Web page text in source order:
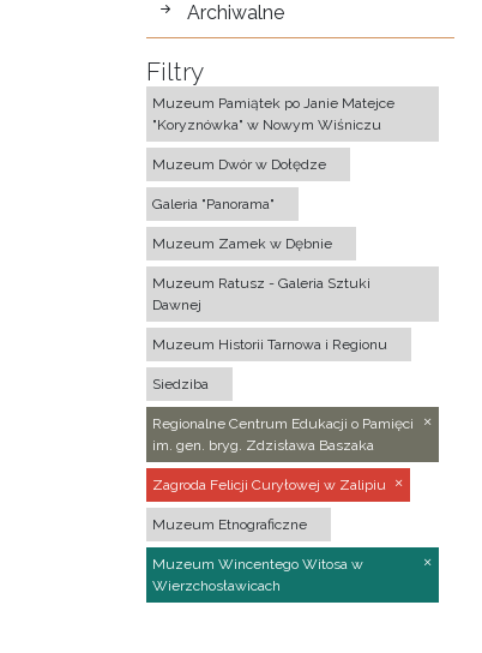
Archiwalne
Filtry
Muzeum Pamiątek po Janie Matejce
"Koryznówka" w Nowym Wiśniczu
Muzeum Dwór w Dołędze
Galeria "Panorama"
Muzeum Zamek w Dębnie
Muzeum Ratusz - Galeria Sztuki
Dawnej
Muzeum Historii Tarnowa i Regionu
Siedziba
Regionalne Centrum Edukacji o Pamięci
im. gen. bryg. Zdzisława Baszaka
Zagroda Felicji Curyłowej w Zalipiu
Muzeum Etnograficzne
Muzeum Wincentego Witosa w
Wierzchosławicach